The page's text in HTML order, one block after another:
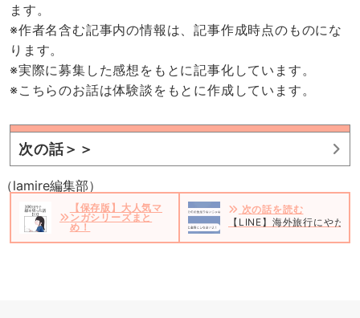
ます。
※作者名含む記事内の情報は、記事作成時点のものにな
ります。
※実際に募集した感想をもとに記事化しています。
※こちらのお話は体験談をもとに作成しています。
次の話＞＞
（lamire編集部）
【保存版】大人気マ
ンガシリーズまと
め！
次の話を読む
【LINE】海外旅行にやた